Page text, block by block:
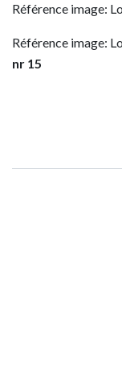
Référence image:
Référence image:
nr 15